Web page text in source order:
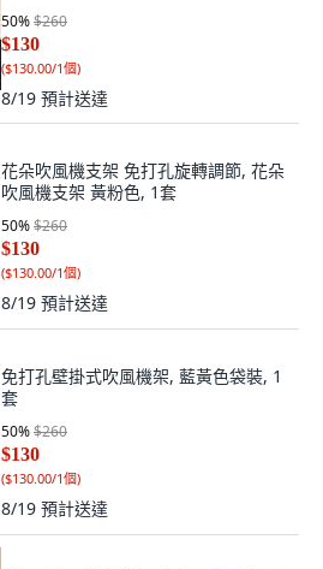
50%$260
$130
($130.00/1個)
8/19 預計送達
花朵吹風機支架 免打孔旋轉調節, 花朵
吹風機支架 黃粉色, 1套
50%$260
$130
($130.00/1個)
8/19 預計送達
免打孔壁掛式吹風機架, 藍黃色袋裝, 1
套
50%$260
$130
($130.00/1個)
8/19 預計送達